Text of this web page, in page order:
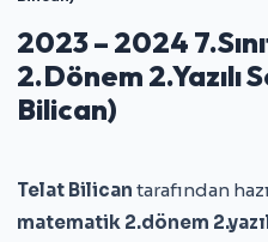
2023 – 2024
2.Dönem 2.Yazılı
Bilican)
Telat Bilican tarafından
matematik 2.dönem